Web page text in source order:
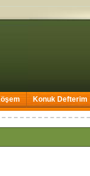
Konuk Defterim